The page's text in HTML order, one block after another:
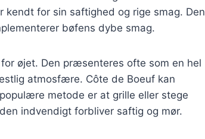
for sin saftighed og rige smag. Den
bøfens dybe smag.
øjet. Den præsenteres ofte som en hel
atmosfære. Côte de Boeuf kan
metode er at grille eller stege
indvendigt forbliver saftig og mør.